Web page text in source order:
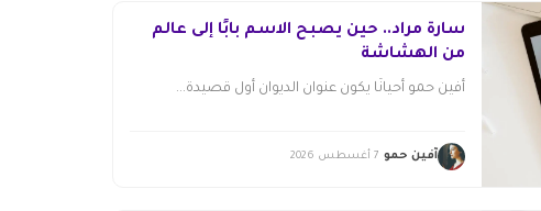
سارة مراد.. حين يصبح الاسم بابًا إلى عالم
من الهشاشة
أفين حمو أحيانًا يكون عنوان الديوان أول قصيدة...
آفين حمو 7 أغسطس 2026